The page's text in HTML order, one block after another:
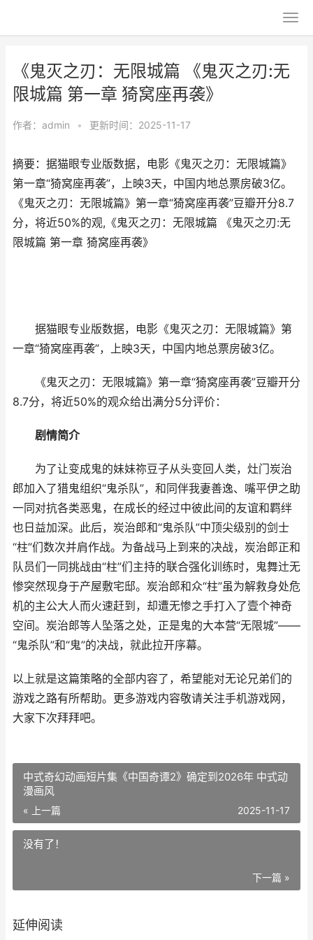
《鬼灭之刃：无限城篇 《鬼灭之刃:无
限城篇 第一章 猗窝座再袭》
作者： admin • 更新时间：2025-11-17
摘要：据猫眼专业版数据，电影《鬼灭之刃：无限城篇》
第一章“猗窝座再袭”，上映3天，中国内地总票房破3亿。
《鬼灭之刃：无限城篇》第一章“猗窝座再袭”豆瓣开分8.7
分，将近50%的观,《鬼灭之刃：无限城篇 《鬼灭之刃:无
限城篇 第一章 猗窝座再袭》
据猫眼专业版数据，电影《鬼灭之刃：无限城篇》第
一章“猗窝座再袭”，上映3天，中国内地总票房破3亿。
《鬼灭之刃：无限城篇》第一章“猗窝座再袭”豆瓣开分
8.7分，将近50%的观众给出满分5分评价：
剧情简介
为了让变成鬼的妹妹祢豆子从头变回人类，灶门炭治
郎加入了猎鬼组织“鬼杀队”，和同伴我妻善逸、嘴平伊之助
一同对抗各类恶鬼，在成长的经过中彼此间的友谊和羁绊
也日益加深。此后，炭治郎和“鬼杀队”中顶尖级别的剑士
“柱”们数次并肩作战。为备战马上到来的决战，炭治郎正和
队员们一同挑战由“柱”们主持的联合强化训练时，鬼舞辻无
惨突然现身于产屋敷宅邸。炭治郎和众“柱”虽为解救身处危
机的主公大人而火速赶到，却遭无惨之手打入了壹个神奇
空间。炭治郎等人坠落之处，正是鬼的大本营“无限城”——
“鬼杀队”和“鬼”的决战，就此拉开序幕。
以上就是这篇策略的全部内容了，希望能对无论兄弟们的
游戏之路有所帮助。更多游戏内容敬请关注手机游戏网，
大家下次拜拜吧。
中式奇幻动画短片集《中国奇谭2》确定到2026年 中式动
漫画风
« 上一篇 2025-11-17
没有了！
下一篇 »
延伸阅读